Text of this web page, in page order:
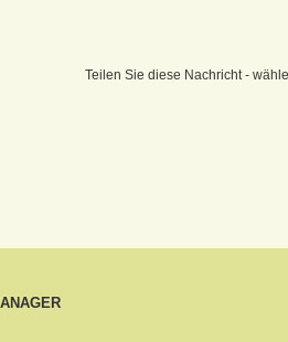
Teilen Sie diese Nachricht -